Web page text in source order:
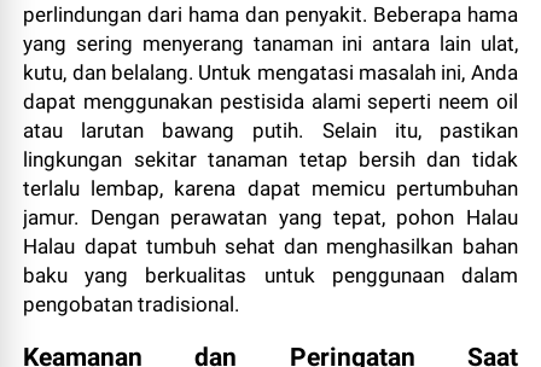
perlindungan dari hama dan penyakit. Beberapa hama
yang sering menyerang tanaman ini antara lain ulat,
kutu, dan belalang. Untuk mengatasi masalah ini, Anda
dapat menggunakan pestisida alami seperti neem oil
atau larutan bawang putih. Selain itu, pastikan
lingkungan sekitar tanaman tetap bersih dan tidak
terlalu lembap, karena dapat memicu pertumbuhan
jamur. Dengan perawatan yang tepat, pohon Halau
Halau dapat tumbuh sehat dan menghasilkan bahan
baku yang berkualitas untuk penggunaan dalam
pengobatan tradisional.
Keamanan dan Peringatan Saat